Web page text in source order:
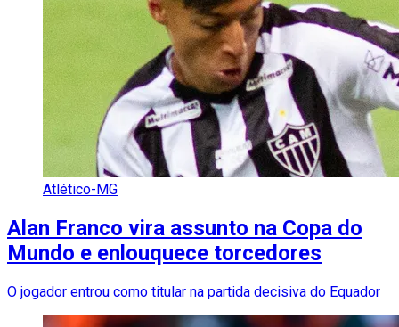
Atlético-MG
Alan Franco vira assunto na Copa do
Mundo e enlouquece torcedores
O jogador entrou como titular na partida decisiva do Equador